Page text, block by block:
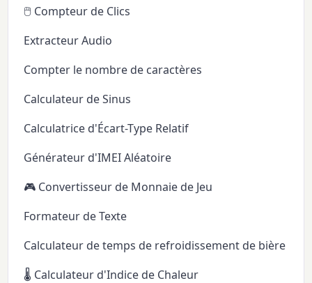
🖱️ Compteur de Clics
Extracteur Audio
Compter le nombre de caractères
Calculateur de Sinus
Calculatrice d'Écart-Type Relatif
Générateur d'IMEI Aléatoire
🎮 Convertisseur de Monnaie de Jeu
Formateur de Texte
Calculateur de temps de refroidissement de bière
🌡️ Calculateur d'Indice de Chaleur